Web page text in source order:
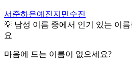
서준하은예진지민수진
💡 남성 이름 중에서 인기 있는 이
요
마음에 드는 이름이 없으세요?